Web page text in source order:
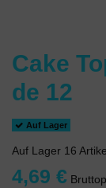
Cake
de 12
Auf Lager
Auf Lager 16
4,69 €